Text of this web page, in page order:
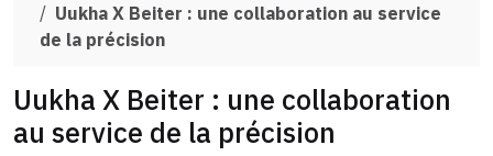
Uukha X Beiter : une collaboration au service
de la précision
Uukha X Beiter : une collaboration
au service de la précision